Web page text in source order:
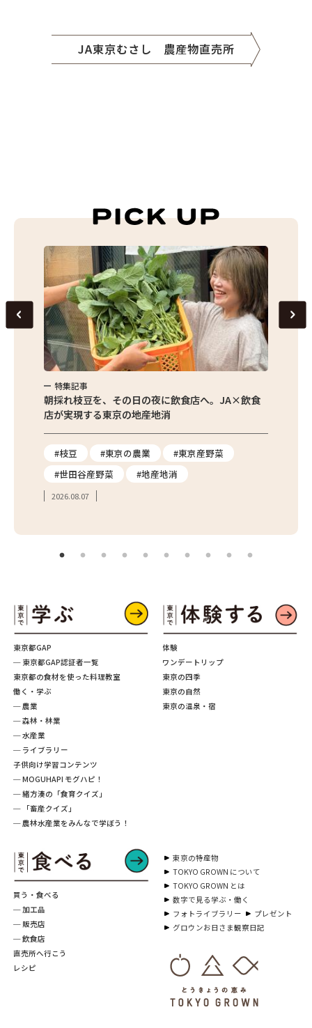
JA東京むさし 農産物直売所
特集記事
朝採れ枝豆を、その日の夜に飲食店へ。JA×飲食
店が実現する東京の地産地消
#枝豆 #東京の農業
#東京産野菜
#世田谷産野菜
#地産地消
2026.08.07
東京都GAP
─ 東京都GAP認証者一覧
東京都の食材を使った料理教室
働く・学ぶ
─ 農業
─ 森林・林業
─ 水産業
─ ライブラリー
子供向け学習コンテンツ
─ MOGUHAPI モグハピ！
─ 緒方湊の「食育クイズ」
─ 「畜産クイズ」
─ 農林水産業をみんなで学ぼう！
買う・食べる
─ 加工品
─ 販売店
─ 飲食店
直売所へ行こう
レシピ
体験
ワンデートリップ
東京の四季
東京の自然
東京の温泉・宿
東京の特産物
TOKYO GROWN について
TOKYO GROWN とは
数字で見る学ぶ・働く
フォトライブラリー
プレゼント
グロウンお日さま観察日記